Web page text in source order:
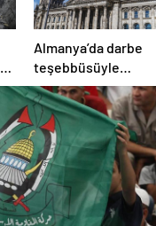
Almanya’da darbe
teşebbüsüyle
suçlanan örgüte ait
dernek yasaklandı